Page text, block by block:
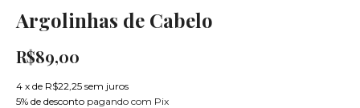
Argolinhas de Cabelo
R$89,00
4 x de R$22,25 sem juros
5% de desconto pagando com Pix